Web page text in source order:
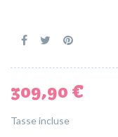
309,90 €
Tasse incluse